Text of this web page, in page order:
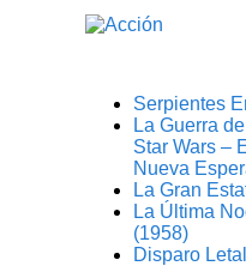
Serpientes
La Guerra
Star Wars –
Nueva
La Gran
La Última
(1958)
Disparo